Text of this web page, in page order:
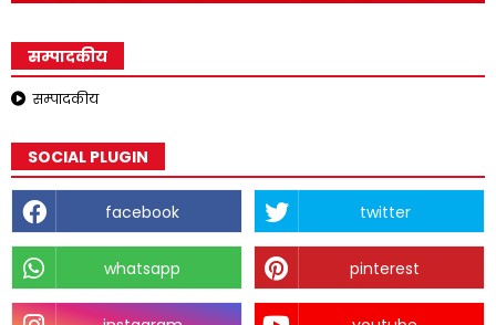
सम्पादकीय
सम्पादकीय
SOCIAL PLUGIN
facebook twitter
whatsapp pinterest